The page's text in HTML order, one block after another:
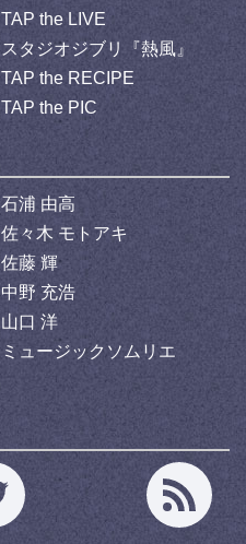
TAP the LIVE
スタジオジブリ『熱風』
TAP the RECIPE
TAP the PIC
石浦 由高
佐々木 モトアキ
佐藤 輝
中野 充浩
山口 洋
ミュージックソムリエ